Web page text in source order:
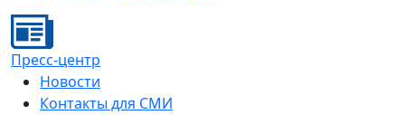
Пресс-центр
Новости
Контакты для СМИ